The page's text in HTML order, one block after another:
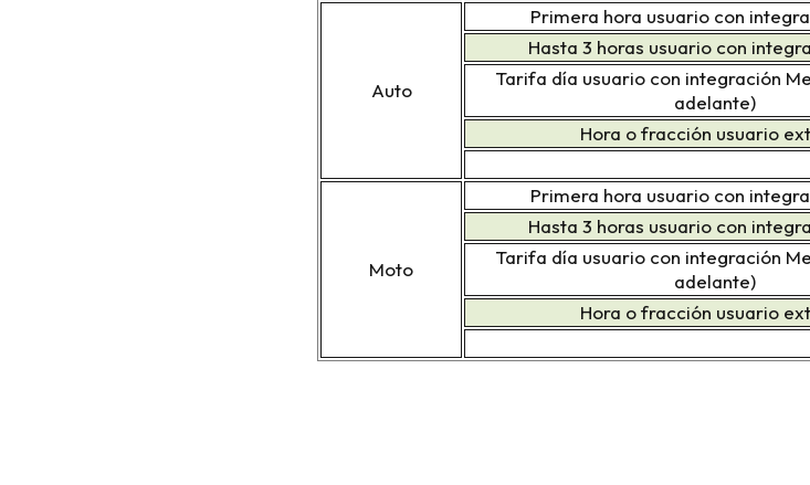
Auto
Primera hora usuario con
Hasta 3 horas usuario con
Tarifa día usuario con integración
adelante)
Hora o fracción usuario
Moto
Primera hora usuario con
Hasta 3 horas usuario con
Tarifa día usuario con integración
adelante)
Hora o fracción usuario